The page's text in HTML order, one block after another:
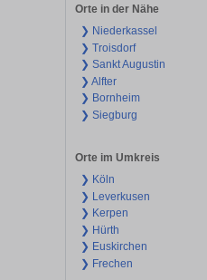
Orte in der Nähe
❯ Niederkassel
❯ Troisdorf
❯ Sankt Augustin
❯ Alfter
❯ Bornheim
❯ Siegburg
Orte im Umkreis
❯ Köln
❯ Leverkusen
❯ Kerpen
❯ Hürth
❯ Euskirchen
❯ Frechen